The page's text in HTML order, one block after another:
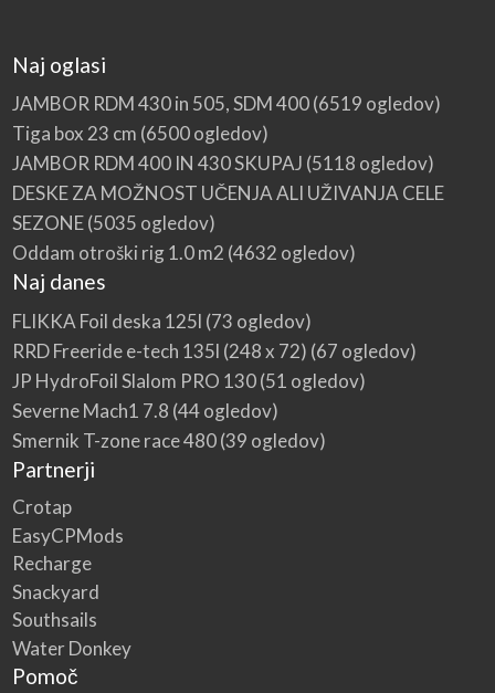
Naj oglasi
JAMBOR RDM 430 in 505, SDM 400(6519 ogledov)
Tiga box 23 cm (6500 ogledov)
JAMBOR RDM 400 IN 430 SKUPAJ (5118 ogledov)
DESKE ZA MOŽNOST UČENJA ALI UŽIVANJA CELE
SEZONE(5035 ogledov)
Oddam otroški rig 1.0 m2 (4632 ogledov)
Naj danes
FLIKKA Foil deska 125l (73 ogledov)
RRD Freeride e-tech 135l (248 x 72) (67 ogledov)
JP HydroFoil Slalom PRO 130(51 ogledov)
Severne Mach1 7.8 (44 ogledov)
Smernik T-zone race 480(39 ogledov)
Partnerji
Crotap
EasyCPMods
Recharge
Snackyard
Southsails
Water Donkey
Pomoč